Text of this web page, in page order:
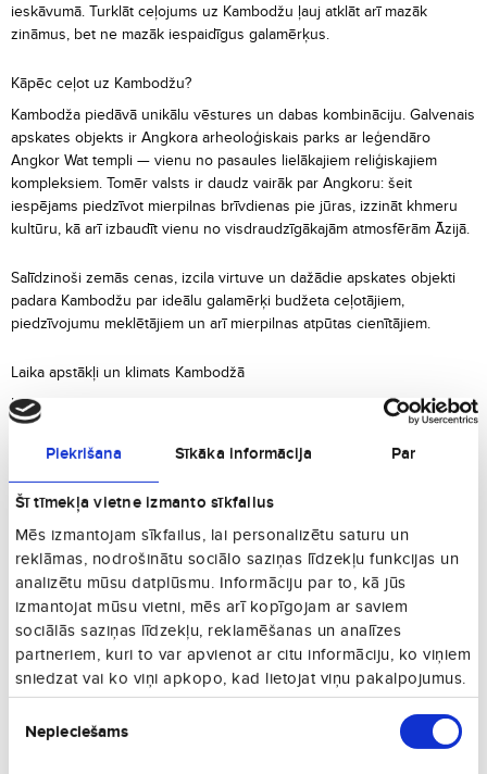
Piekrišana Sīkāka informācija Par
Šī tīmekļa vietne izmanto sīkfailus
Mēs izmantojam sīkfailus, lai personalizētu saturu un
reklāmas, nodrošinātu sociālo saziņas līdzekļu funkcijas un
analizētu mūsu datplūsmu. Informāciju par to, kā jūs
izmantojat mūsu vietni, mēs arī kopīgojam ar saviem
sociālās saziņas līdzekļu, reklamēšanas un analīzes
partneriem, kuri to var apvienot ar citu informāciju, ko viņiem
sniedzat vai ko viņi apkopo, kad lietojat viņu pakalpojumus.
izvēle
Nepieciešams
ieskāvumā. Turklāt ceļojums uz Kambodžu ļauj atklāt arī mazāk
zināmus, bet ne mazāk iespaidīgus galamērķus.
Kāpēc ceļot uz Kambodžu?
Kambodža piedāvā unikālu vēstures un dabas kombināciju. Galvenais
apskates objekts ir Angkora arheoloģiskais parks ar leģendāro
Angkor Wat templi — vienu no pasaules lielākajiem reliģiskajiem
kompleksiem. Tomēr valsts ir daudz vairāk par Angkoru: šeit
iespējams piedzīvot mierpilnas brīvdienas pie jūras, izzināt khmeru
kultūru, kā arī izbaudīt vienu no visdraudzīgākajām atmosfērām Āzijā.
Salīdzinoši zemās cenas, izcila virtuve un dažādie apskates objekti
padara Kambodžu par ideālu galamērķi budžeta ceļotājiem,
piedzīvojumu meklētājiem un arī mierpilnas atpūtas cienītājiem.
Laika apstākļi un klimats Kambodžā
Kambodžā valda tropisks klimats ar divām galvenajām sezonām:
sausā sezona ilgst no novembra līdz aprīlim, bet lietus sezona — no
maija līdz oktobrim. Ceļošanai piemērotākais laiks ir no decembra līdz
Angkor Wat:Iespaidīgs hinduistu templis, kas iekļauts UNESCO
pasaules mantojuma sarakstā.
Ta Prohm: Tempļa drupas, kas slēpjas zem džungļu saknēm,
populāras arī filmās.
Galvaspilsēta ar Karalisko pili, muzejiem un vēsturiskām
liecībām par valsts neseno pagātni.
Tonlesapas ezers:Lielākais saldūdens ezers Dienvidaustrumāzijā ar
Koh Rong sala:Tropiska sala ar baltām smiltīm, dzidru ūdeni un